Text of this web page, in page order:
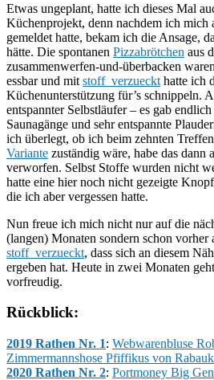
Etwas ungeplant, hatte ich dieses Mal
Küchenprojekt, denn nachdem ich
gemeldet hatte, bekam ich die Ansage,
hätte. Die spontanen Pizzabrötchen aus
zusammenwerfen-und-überbacken
essbar und mit stoff_verzueckt hatte ich
Küchenunterstützung für’s schnippeln.
entspannter Selbstläufer – es gab
Saunagänge und sehr entspannte
ich überlegt, ob ich beim zehnten
Variante zuständig wäre, habe das dann
verworfen. Selbst Stoffe wurden nicht
hatte eine hier noch nicht gezeigte
die ich aber vergessen hatte.
Nun freue ich mich nicht nur auf die
(langen) Monaten sondern schon
stoff_verzueckt, dass sich an diesem
ergeben hat. Heute in zwei Monaten
vorfreudig.
Rückblick:
2019 Rathen Nr. 1: Webwarenbluse
Zimmermannshose Pfiffikus von
2020 Rathen Nr. 2: Portmoney Big